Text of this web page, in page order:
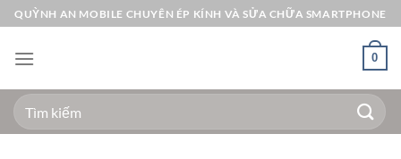
Bỏ
qua
nội
QUỲNH AN MOBILE CHUYÊN ÉP KÍNH VÀ SỬA CHỮA SMARTPHONE
0
Tìm
kiếm: